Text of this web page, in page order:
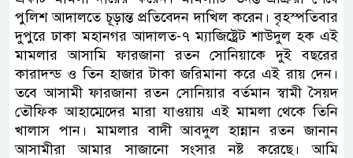
পুলিশ আদালতে চূড়ান্ত প্রতিবেদন দাখিল করেন। বৃহস্পতিবার
দুপুরে ঢাকা মহানগর আদালত-৭ ম্যাজিষ্ট্রেট শাউদুল হক এই
মামলার আসামি ফারজানা রতন সোনিয়াকে দুই বছরের
কারাদন্ড ও তিন হাজার টাকা জরিমানা করে এই রায় দেন।
তবে আসামী ফারজানা রতন সোনিয়ার বর্তমান স্বামী সৈয়দ
তৌফিক আহাম্মেদের মারা যাওয়ায় এই মামলা থেকে তিনি
খালাস পান। মামলার বাদী আবদুল হান্নান রতন জানান
আসামীরা আমার সাজানো সংসার নষ্ট করেছে। আমি